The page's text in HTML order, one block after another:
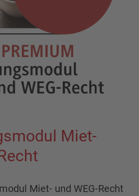
Miet-
Miet- und WEG-Recht